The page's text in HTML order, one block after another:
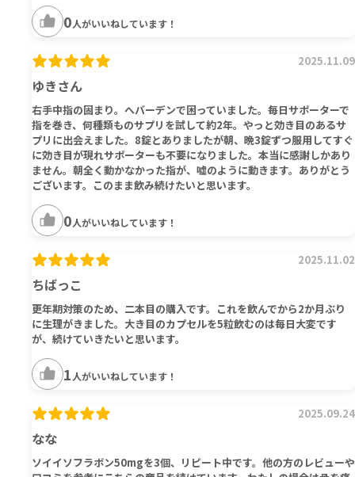
0人がいいねしています！
ゆきさん
2025.11.09
右手中指の固まり。へバーデンで困っていました。毎日サポーターで
指を巻き、何種類ものサプリを試して約2年。やっと効き目のあるサ
プリに出会えました。8錠とありましたが朝、晩3錠ずつ服用してすぐ
に効き目が現れサポーターも不要になりました。本当に感謝しかあり
ません。朝全く動かなかった指が、嘘のように動きます。ありがとう
ございます。このまま飲み続けたいと思います。
0人がいいねしています！
ちばっこ
2025.11.02
更年期対策のため、二本目の購入です。これを飲んでから2か月ぶり
に生理がきました。大き目のカプセルを5粒飲むのは毎日大変です
が、続けていきたいと思います。
1 人がいいねしています！
なな
2025.09.24
ソイイソフラボン50mgを3個、リピート中です。他の方のレビューや